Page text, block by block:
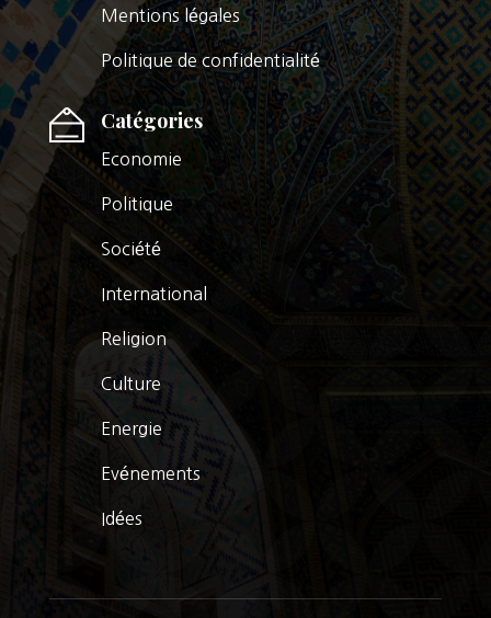
Mentions légales
Politique de confidentialité
Catégories
Economie
Politique
Société
International
Religion
Culture
Energie
Evénements
Idées